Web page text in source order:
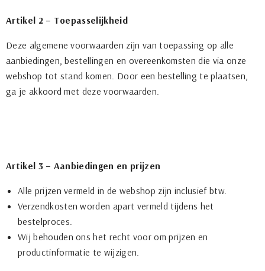
Artikel 2 – Toepasselijkheid
Deze algemene voorwaarden zijn van toepassing op alle
aanbiedingen, bestellingen en overeenkomsten die via onze
webshop tot stand komen. Door een bestelling te plaatsen,
ga je akkoord met deze voorwaarden.
Artikel 3 – Aanbiedingen en prijzen
Alle prijzen vermeld in de webshop zijn inclusief btw.
Verzendkosten worden apart vermeld tijdens het
bestelproces.
Wij behouden ons het recht voor om prijzen en
productinformatie te wijzigen.